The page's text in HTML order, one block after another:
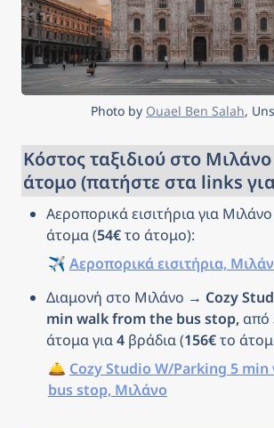
Photo by Ouael Ben Salah,
Κόστος ταξιδιού στο
άτομο (πατήστε στα links
Αεροπορικά εισιτήρια για
άτομα (54€ το άτομο):
✈️ Αεροπορικά εισιτήρια,
Διαμονή στο Μιλάνο → Cozy
min walk from the bus stop, από
άτομα για 4 βράδια (156€ το
🛎️ Cozy Studio W/Parking 5
bus stop, Μιλάνο